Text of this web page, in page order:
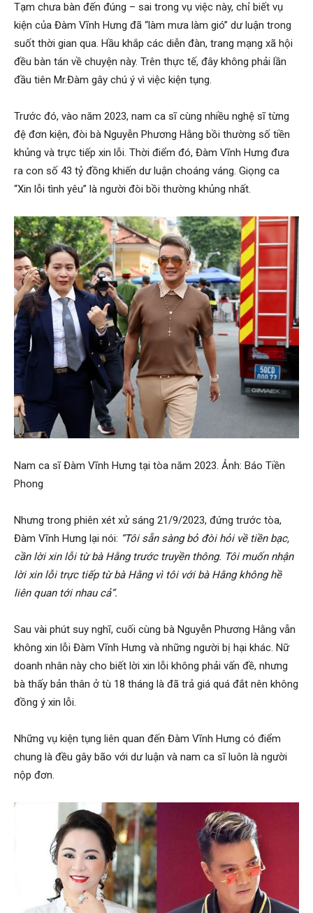
Tạm chưa bàn đến đúng – sai trong vụ việc này, chỉ biết vụ
kiện của Đàm Vĩnh Hưng đã “làm mưa làm gió” dư luận trong
suốt thời gian qua. Hầu khắp các diễn đàn, trang mạng xã hội
đều bàn tán về chuyện này. Trên thực tế, đây không phải lần
đầu tiên Mr.Đàm gây chú ý vì việc kiện tụng.
Trước đó, vào năm 2023, nam ca sĩ cùng nhiều nghệ sĩ từng
đệ đơn kiện, đòi bà Nguyễn Phương Hằng bồi thường số tiền
khủng và trực tiếp xin lỗi. Thời điểm đó, Đàm Vĩnh Hưng đưa
ra con số 43 tỷ đồng khiến dư luận choáng váng. Giọng ca
“Xin lỗi tình yêu” là người đòi bồi thường khủng nhất.
Nam ca sĩ Đàm Vĩnh Hưng tại tòa năm 2023. Ảnh: Báo Tiền
Phong
Nhưng trong phiên xét xử sáng 21/9/2023, đứng trước tòa,
Đàm Vĩnh Hưng lại nói: “Tôi sẵn sàng bỏ đòi hỏi về tiền bạc,
cần lời xin lỗi từ bà Hằng trước truyền thông. Tôi muốn nhận
lời xin lỗi trực tiếp từ bà Hằng vì tôi với bà Hằng không hề
liên quan tới nhau cả”.
Sau vài phút suy nghĩ, cuối cùng bà Nguyễn Phương Hằng vẫn
không xin lỗi Đàm Vĩnh Hưng và những người bị hại khác. Nữ
doanh nhân này cho biết lời xin lỗi không phải vấn đề, nhưng
bà thấy bản thân ở tù 18 tháng là đã trả giá quá đắt nên không
đồng ý xin lỗi.
Những vụ kiện tụng liên quan đến Đàm Vĩnh Hưng có điểm
chung là đều gây bão với dư luận và nam ca sĩ luôn là người
nộp đơn.